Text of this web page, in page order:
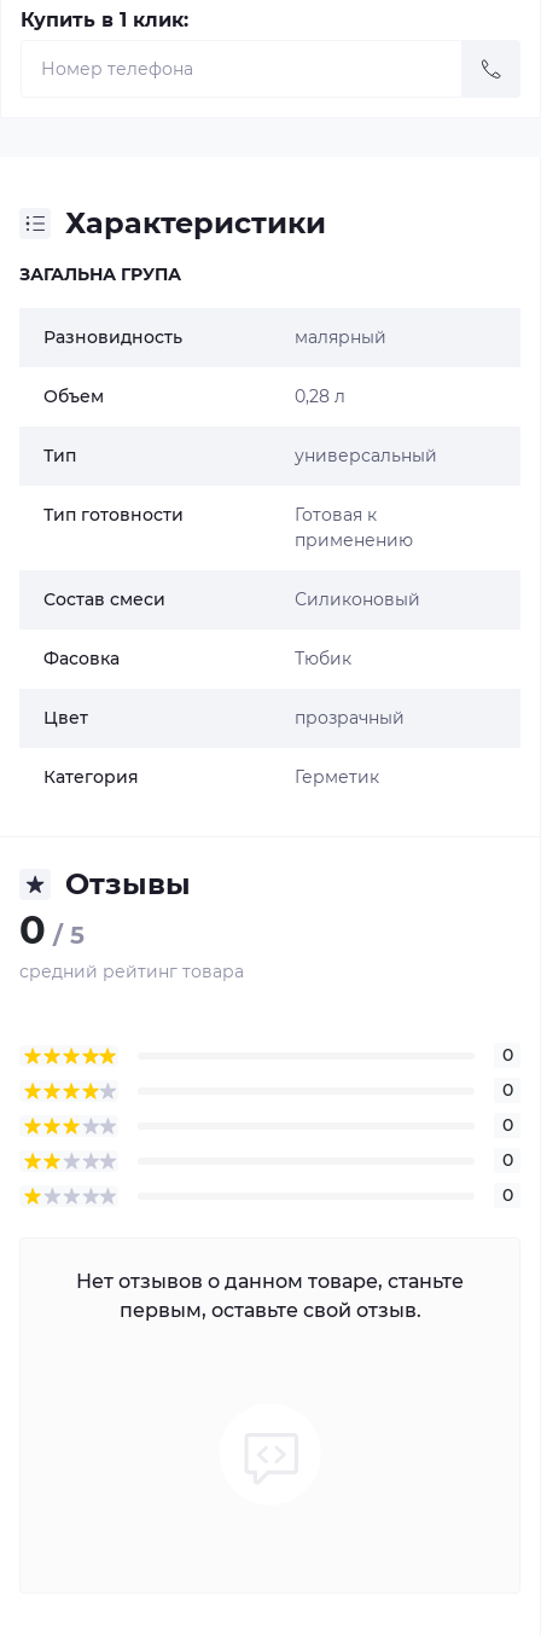
Купить в 1 клик:
Характеристики
ЗАГАЛЬНА ГРУПА
Разновидность малярный
Объем 0,28 л
Тип универсальный
Тип готовности
Готовая к
применению
Состав смеси Силиконовый
Фасовка Тюбик
Цвет прозрачный
Категория Герметик
Отзывы
0 / 5
средний рейтинг товара
0
0
0
0
0
Нет отзывов о данном товаре, станьте
первым, оставьте свой отзыв.